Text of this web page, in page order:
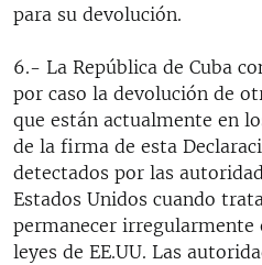
para su devolución.
6.- La República de Cuba
por caso la devolución de
que están actualmente en
de la firma de esta
detectados por las
Estados Unidos cuando
permanecer irregularmente
leyes de EE.UU. Las